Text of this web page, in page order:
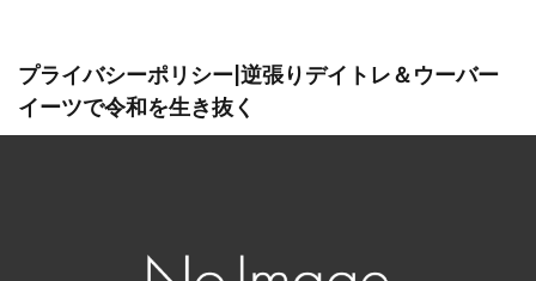
プライバシーポリシー|逆張りデイトレ＆ウーバー
イーツで令和を生き抜く